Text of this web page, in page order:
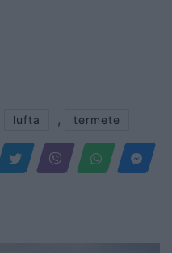
lufta , termete